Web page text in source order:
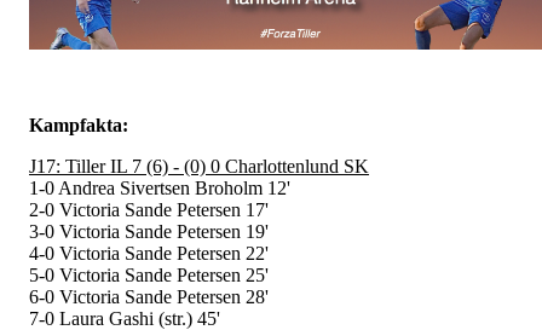
Kampfakta:
J17: Tiller IL 7 (6) - (0) 0 Charlottenlund SK
1-0 Andrea Sivertsen Broholm 12'
2-0 Victoria Sande Petersen 17'
3-0 Victoria Sande Petersen 19'
4-0 Victoria Sande Petersen 22'
5-0 Victoria Sande Petersen 25'
6-0 Victoria Sande Petersen 28'
7-0 Laura Gashi (str.) 45'